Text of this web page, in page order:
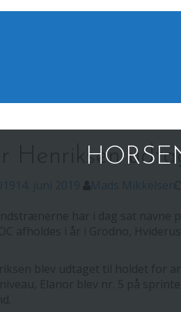
Henriksen
har i dag sat
afholdes i år i Grodno,
blev udtaget til holdet for
Elanor blev nr. 5 på